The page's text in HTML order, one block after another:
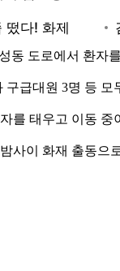
동 도로에서 환
급대원 3명 등
를 태우고 이동 중
사이 화재 출동